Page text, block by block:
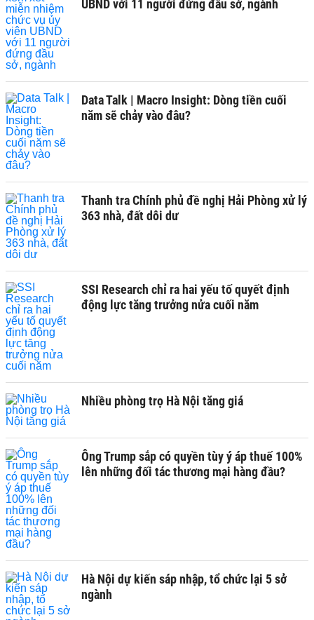
UBND với 11 người đứng đầu sở, ngành
Data Talk | Macro Insight: Dòng tiền cuối
năm sẽ chảy vào đâu?
Thanh tra Chính phủ đề nghị Hải Phòng xử lý
363 nhà, đất dôi dư
SSI Research chỉ ra hai yếu tố quyết định
động lực tăng trưởng nửa cuối năm
Nhiều phòng trọ Hà Nội tăng giá
Ông Trump sắp có quyền tùy ý áp thuế 100%
lên những đối tác thương mại hàng đầu?
Hà Nội dự kiến sáp nhập, tổ chức lại 5 sở
ngành